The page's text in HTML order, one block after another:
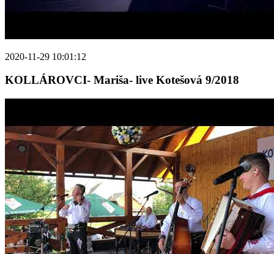
2020-11-29 10:01:12
KOLLÁROVCI- Mariša- live Kotešová 9/2018